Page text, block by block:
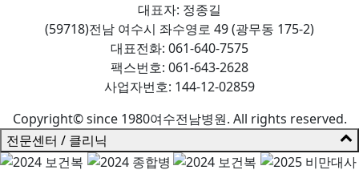
대표자: 정종길
(59718)전남 여수시 좌수영로 49 (광무동 175-2)
대표전화: 061-640-7575
팩스번호: 061-643-2628
사업자번호: 144-12-02859
Copyright© since 1980여수전남병원. All rights reserved.
전문센터 / 클리닉